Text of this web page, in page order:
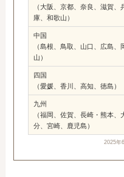
（大阪、京都、奈良、滋賀、
庫、和歌山）
中国
（島根、鳥取、山口、広島、
山）
四国
（愛媛、香川、高知、徳島）
九州
（福岡、佐賀、長崎・熊本、
分、宮崎、鹿児島）
2025年